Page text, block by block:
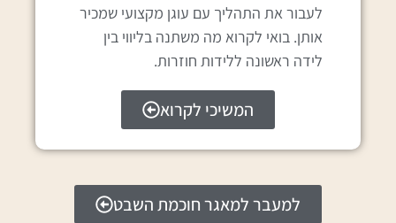
לעבור את התהליך עם עוגן מקצועי שמכיר
אותן. בואי לקרוא מה משתנה בליווי בין
לידה ראשונה ללידות חוזרות.
המשיכי לקרוא
למעבר למאגר חוכמת השבט